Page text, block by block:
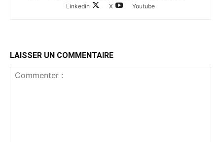
Linkedin
X Youtube
LAISSER UN COMMENTAIRE